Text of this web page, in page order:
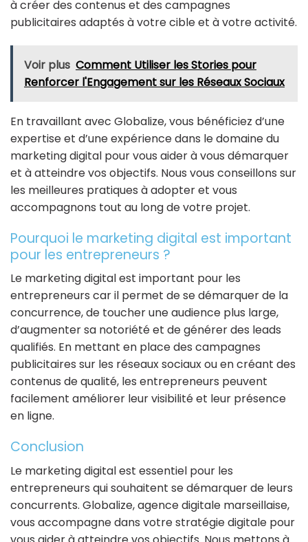
à créer des contenus et des campagnes
publicitaires adaptés à votre cible et à votre activité.
Voir plus Comment Utiliser les Stories pour
Renforcer l'Engagement sur les Réseaux Sociaux
En travaillant avec Globalize, vous bénéficiez d’une
expertise et d’une expérience dans le domaine du
marketing digital pour vous aider à vous démarquer
et à atteindre vos objectifs. Nous vous conseillons sur
les meilleures pratiques à adopter et vous
accompagnons tout au long de votre projet.
Pourquoi le marketing digital est important
pour les entrepreneurs ?
Le marketing digital est important pour les
entrepreneurs car il permet de se démarquer de la
concurrence, de toucher une audience plus large,
d’augmenter sa notoriété et de générer des leads
qualifiés. En mettant en place des campagnes
publicitaires sur les réseaux sociaux ou en créant des
contenus de qualité, les entrepreneurs peuvent
facilement améliorer leur visibilité et leur présence
en ligne.
Conclusion
Le marketing digital est essentiel pour les
entrepreneurs qui souhaitent se démarquer de leurs
concurrents. Globalize, agence digitale marseillaise,
vous accompagne dans votre stratégie digitale pour